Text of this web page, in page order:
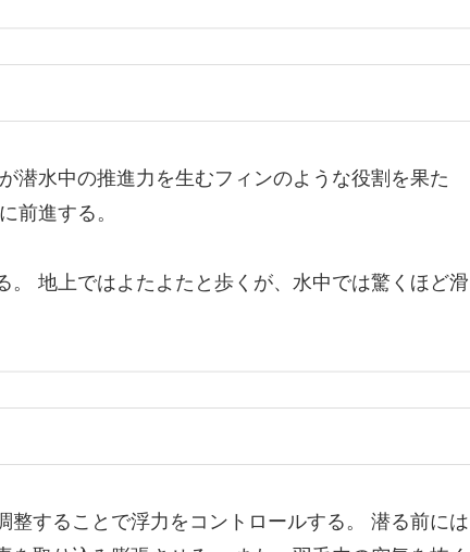
潜水中の推進力を生むフィンのような役割を果た
前進する。
地上ではよたよたと歩くが、水中では驚くほど滑
することで浮力をコントロールする。 潜る前には